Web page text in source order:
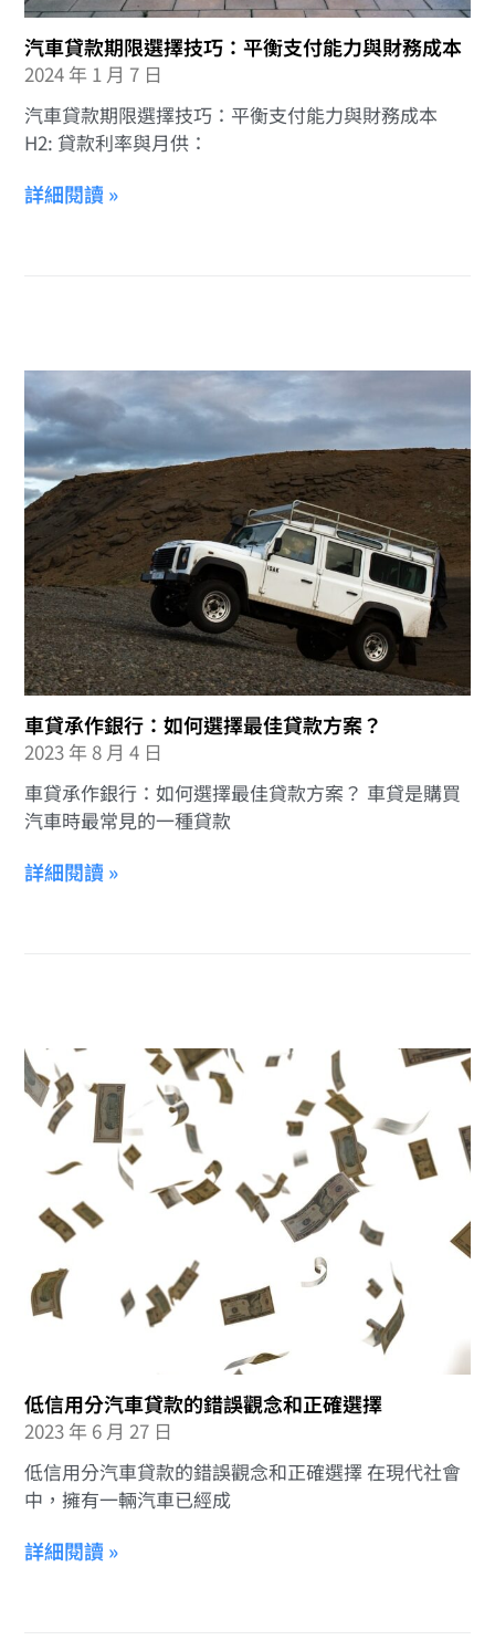
汽車貸款期限選擇技巧：平衡支付能力與財務成本
2024 年 1 月 7 日
汽車貸款期限選擇技巧：平衡支付能力與財務成本
H2: 貸款利率與月供：
詳細閱讀 »
車貸承作銀行：如何選擇最佳貸款方案？
2023 年 8 月 4 日
車貸承作銀行：如何選擇最佳貸款方案？ 車貸是購買
汽車時最常見的一種貸款
詳細閱讀 »
低信用分汽車貸款的錯誤觀念和正確選擇
2023 年 6 月 27 日
低信用分汽車貸款的錯誤觀念和正確選擇 在現代社會
中，擁有一輛汽車已經成
詳細閱讀 »